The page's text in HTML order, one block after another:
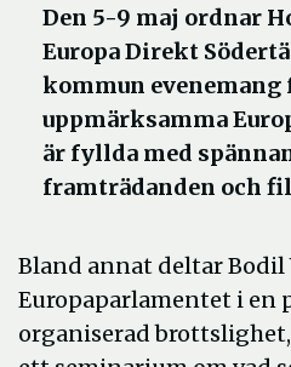
Den 5-9 maj ordnar
Europa Direkt
kommun evenemang
uppmärksamma
är fyllda med
framträdanden och
Bland annat deltar Bodil
Europaparlamentet i en
organiserad